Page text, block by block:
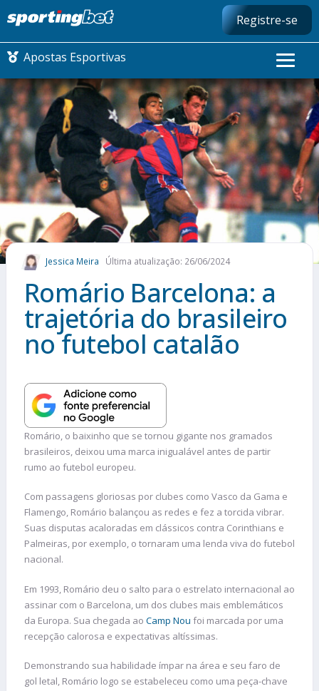
Registre-se
Apostas Esportivas
CONMEBOL LIBERTADORES
FUTEBOL NACIONAL
FUTEBOL INTERNACIONAL
COMO APOSTAR
MAIS ESPORTES
Jessica Meira Última atualização: 26/06/2024
Romário Barcelona: a
trajetória do brasileiro
no futebol catalão
Romário, o baixinho que se tornou gigante nos gramados
brasileiros, deixou uma marca inigualável antes de partir
rumo ao futebol europeu.
Com passagens gloriosas por clubes como Vasco da Gama e
Flamengo, Romário balançou as redes e fez a torcida vibrar.
Suas disputas acaloradas em clássicos contra Corinthians e
Palmeiras, por exemplo, o tornaram uma lenda viva do futebol
nacional.
Em 1993, Romário deu o salto para o estrelato internacional ao
assinar com o Barcelona, um dos clubes mais emblemáticos
da Europa. Sua chegada ao Camp Nou foi marcada por uma
recepção calorosa e expectativas altíssimas.
Demonstrando sua habilidade ímpar na área e seu faro de
gol letal, Romário logo se estabeleceu como uma peça-chave